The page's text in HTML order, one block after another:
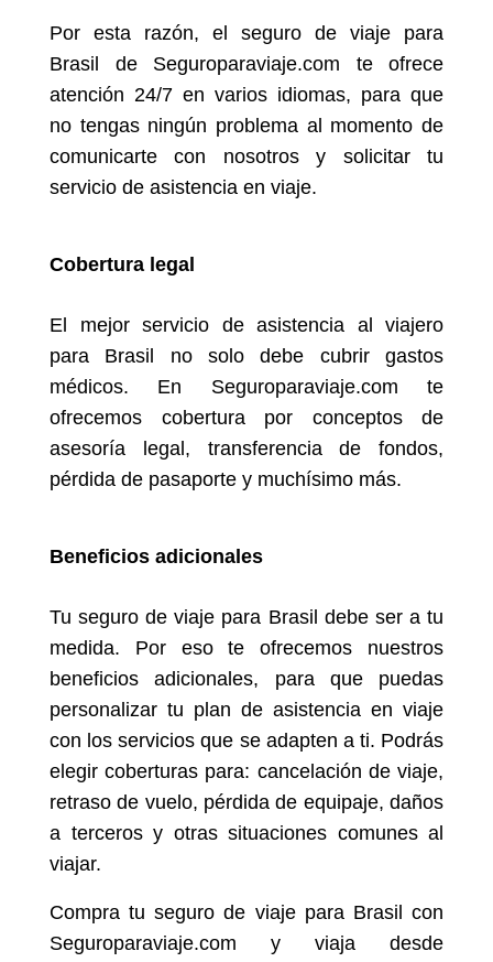
Por esta razón, el seguro de viaje para
Brasil de Seguroparaviaje.com te ofrece
atención 24/7 en varios idiomas, para que
no tengas ningún problema al momento de
comunicarte con nosotros y solicitar tu
servicio de asistencia en viaje.
Cobertura legal
El mejor servicio de asistencia al viajero
para Brasil no solo debe cubrir gastos
médicos. En Seguroparaviaje.com te
ofrecemos cobertura por conceptos de
asesoría legal, transferencia de fondos,
pérdida de pasaporte y muchísimo más.
Beneficios adicionales
Tu seguro de viaje para Brasil debe ser a tu
medida. Por eso te ofrecemos nuestros
beneficios adicionales, para que puedas
personalizar tu plan de asistencia en viaje
con los servicios que se adapten a ti. Podrás
elegir coberturas para: cancelación de viaje,
retraso de vuelo, pérdida de equipaje, daños
a terceros y otras situaciones comunes al
viajar.
Compra tu seguro de viaje para Brasil con
Seguroparaviaje.com y viaja desde